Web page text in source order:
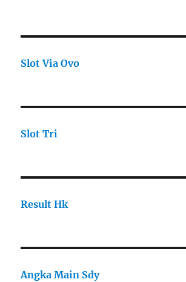
Slot Via Ovo
Slot Tri
Result Hk
Angka Main Sdy